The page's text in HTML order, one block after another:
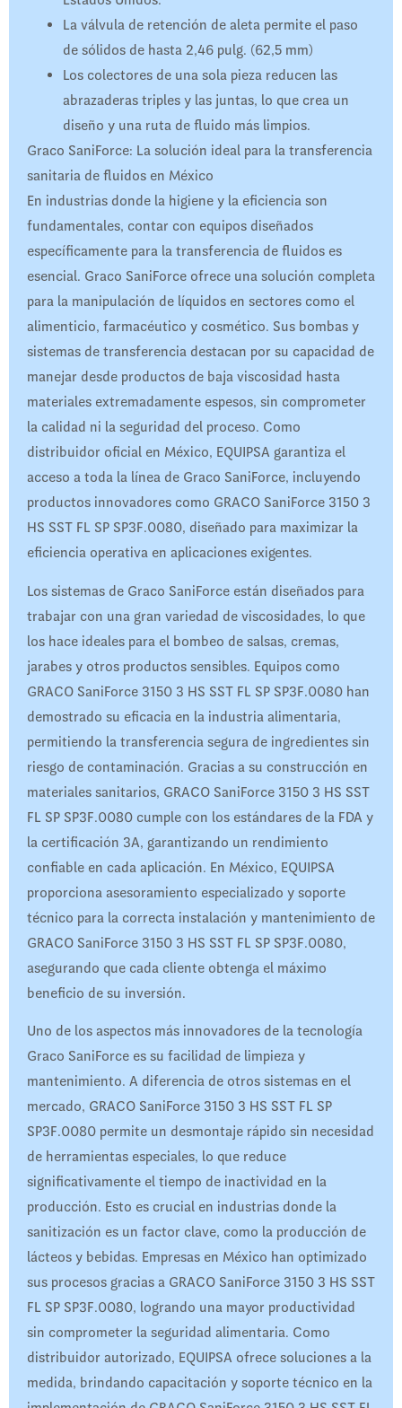
La válvula de retención de aleta permite el paso
de sólidos de hasta 2,46 pulg. (62,5 mm)
Los colectores de una sola pieza reducen las
abrazaderas triples y las juntas, lo que crea un
diseño y una ruta de fluido más limpios.
Graco SaniForce: La solución ideal para la transferencia
sanitaria de fluidos en México
En industrias donde la higiene y la eficiencia son
fundamentales, contar con equipos diseñados
específicamente para la transferencia de fluidos es
esencial. Graco SaniForce ofrece una solución completa
para la manipulación de líquidos en sectores como el
alimenticio, farmacéutico y cosmético. Sus bombas y
sistemas de transferencia destacan por su capacidad de
manejar desde productos de baja viscosidad hasta
materiales extremadamente espesos, sin comprometer
la calidad ni la seguridad del proceso. Como
distribuidor oficial en México, EQUIPSA garantiza el
acceso a toda la línea de Graco SaniForce, incluyendo
productos innovadores como GRACO SaniForce 3150 3
HS SST FL SP SP3F.0080, diseñado para maximizar la
eficiencia operativa en aplicaciones exigentes.
Los sistemas de Graco SaniForce están diseñados para
trabajar con una gran variedad de viscosidades, lo que
los hace ideales para el bombeo de salsas, cremas,
jarabes y otros productos sensibles. Equipos como
GRACO SaniForce 3150 3 HS SST FL SP SP3F.0080 han
demostrado su eficacia en la industria alimentaria,
permitiendo la transferencia segura de ingredientes sin
riesgo de contaminación. Gracias a su construcción en
materiales sanitarios, GRACO SaniForce 3150 3 HS SST
FL SP SP3F.0080 cumple con los estándares de la FDA y
la certificación 3A, garantizando un rendimiento
confiable en cada aplicación. En México, EQUIPSA
proporciona asesoramiento especializado y soporte
técnico para la correcta instalación y mantenimiento de
GRACO SaniForce 3150 3 HS SST FL SP SP3F.0080,
asegurando que cada cliente obtenga el máximo
beneficio de su inversión.
Uno de los aspectos más innovadores de la tecnología
Graco SaniForce es su facilidad de limpieza y
mantenimiento. A diferencia de otros sistemas en el
mercado, GRACO SaniForce 3150 3 HS SST FL SP
SP3F.0080 permite un desmontaje rápido sin necesidad
de herramientas especiales, lo que reduce
significativamente el tiempo de inactividad en la
producción. Esto es crucial en industrias donde la
sanitización es un factor clave, como la producción de
lácteos y bebidas. Empresas en México han optimizado
sus procesos gracias a GRACO SaniForce 3150 3 HS SST
FL SP SP3F.0080, logrando una mayor productividad
sin comprometer la seguridad alimentaria. Como
distribuidor autorizado, EQUIPSA ofrece soluciones a la
medida, brindando capacitación y soporte técnico en la